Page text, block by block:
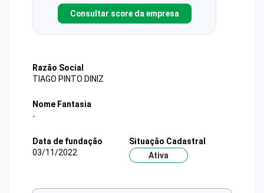
Consultar score da empresa
Razão Social
TIAGO PINTO DINIZ
Nome Fantasia
-
Data de fundação
03/11/2022
Situação Cadastral
Ativa